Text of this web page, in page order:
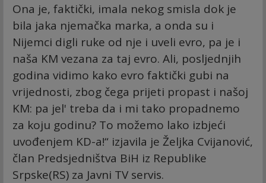
Ona je, faktički, imala nekog smisla dok je
bila jaka njemačka marka, a onda su i
Nijemci digli ruke od nje i uveli evro, pa je i
naša KM vezana za taj evro. Ali, posljednjih
godina vidimo kako evro faktički gubi na
vrijednosti, zbog čega prijeti propast i našoj
KM: pa jel' treba da i mi tako propadnemo
za koju godinu? To možemo lako izbjeći
uvođenjem KD-a!“ izjavila je Željka Cvijanović,
član Predsjedništva BiH iz Republike
Srpske(RS) za Javni TV servis.